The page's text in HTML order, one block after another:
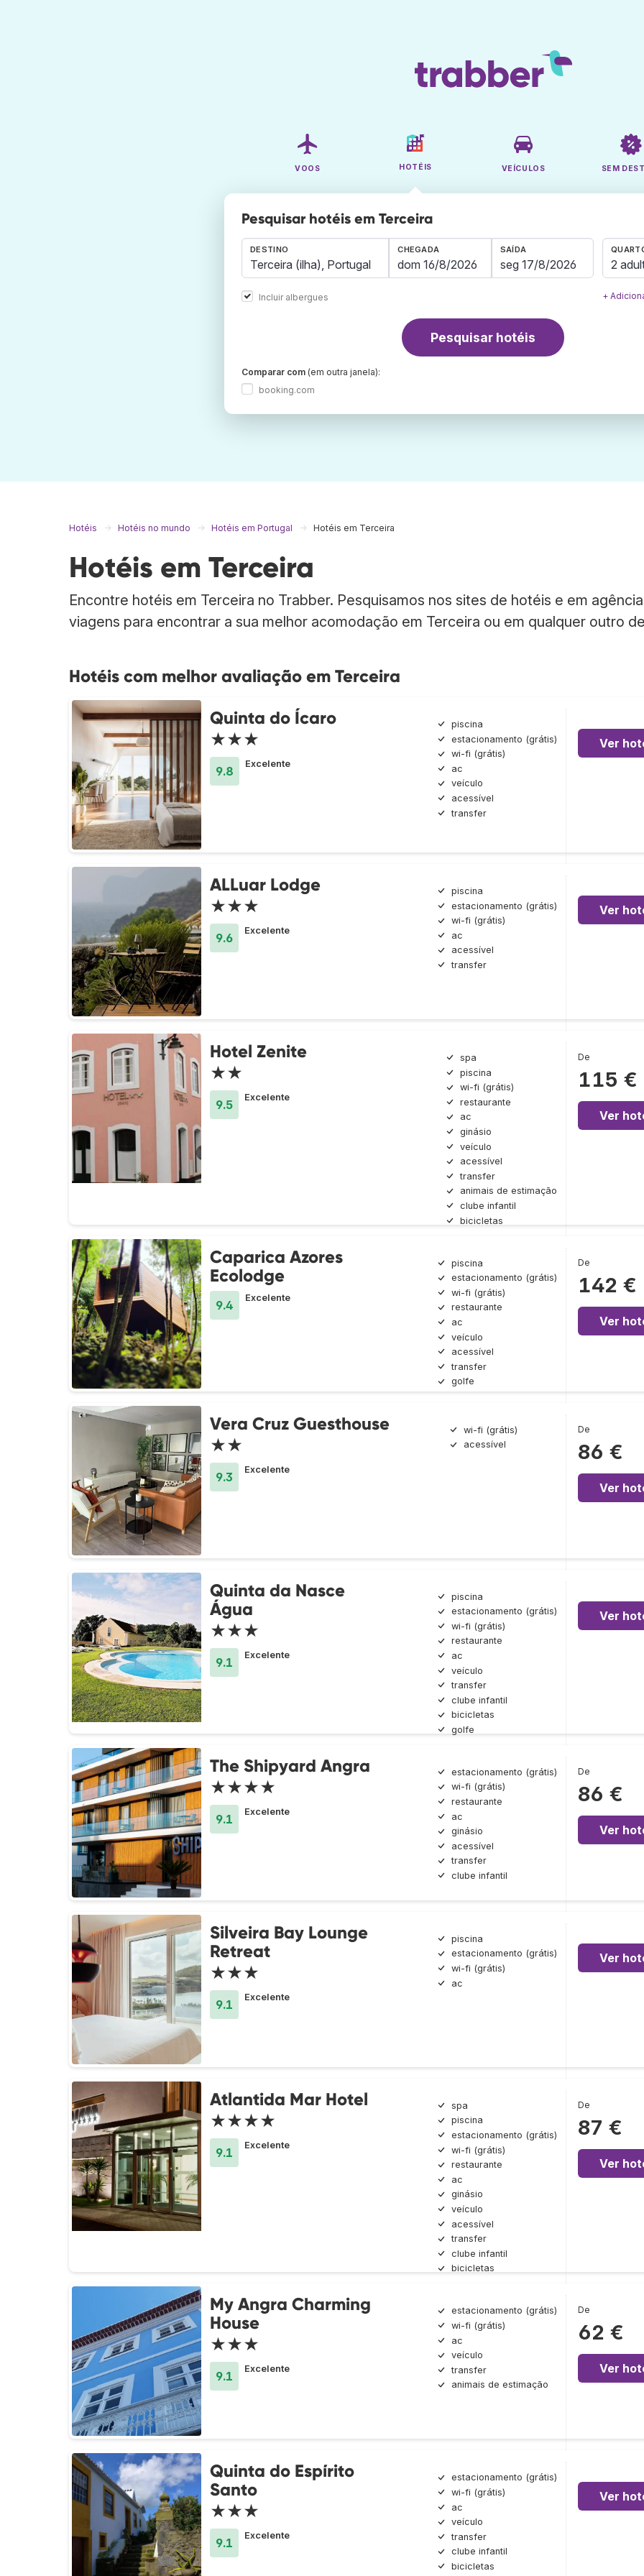
VOOS HOTÉIS VEÍCULOS SEM
Pesquisar hotéis em Terceira
DESTINO
Incluir albergues
CHEGADA SAÍDA
2
+
Pesquisar hotéis
Comparar com (em outra janela):
booking.com
Hotéis Hotéis no mundo Hotéis em Portugal Hotéis em Terceira
Hotéis em Terceira
Encontre hotéis em Terceira no Trabber. Pesquisamos nos sites de hotéis e em
viagens para encontrar a sua melhor acomodação em Terceira ou em qualquer outro
Hotéis com melhor avaliação em Terceira
Quinta do Ícaro
★★★
9.8
Excelente
piscina
estacionamento (grátis)
wi-fi (grátis)
ac
veículo
acessível
transfer
Ver
ALLuar Lodge
★★★
9.6
Excelente
piscina
estacionamento (grátis)
wi-fi (grátis)
ac
acessível
transfer
Ver
Hotel Zenite
★★
9.5
Excelente
spa
piscina
wi-fi (grátis)
restaurante
ac
ginásio
veículo
acessível
transfer
animais de estimação
clube infantil
bicicletas
De
115 €
Ver
Caparica Azores
Ecolodge
9.4
Excelente
piscina
estacionamento (grátis)
wi-fi (grátis)
restaurante
ac
veículo
acessível
transfer
golfe
De
142 €
Ver
Vera Cruz Guesthouse
★★
9.3
Excelente
wi-fi (grátis)
acessível
De
86 €
Ver
Quinta da Nasce
Água
★★★
9.1
Excelente
piscina
estacionamento (grátis)
wi-fi (grátis)
restaurante
ac
veículo
transfer
clube infantil
bicicletas
golfe
Ver
The Shipyard Angra
★★★★
9.1
Excelente
estacionamento (grátis)
wi-fi (grátis)
restaurante
ac
ginásio
acessível
transfer
clube infantil
De
86 €
Ver
Silveira Bay Lounge
Retreat
★★★
9.1
Excelente
piscina
estacionamento (grátis)
wi-fi (grátis)
ac
Ver
Atlantida Mar Hotel
★★★★
9.1
Excelente
spa
piscina
estacionamento (grátis)
wi-fi (grátis)
restaurante
ac
ginásio
veículo
acessível
transfer
clube infantil
bicicletas
De
87 €
Ver
My Angra Charming
House
★★★
9.1
Excelente
estacionamento (grátis)
wi-fi (grátis)
ac
veículo
transfer
animais de estimação
De
62 €
Ver
Quinta do Espírito
Santo
★★★
9.1
Excelente
estacionamento (grátis)
wi-fi (grátis)
ac
veículo
transfer
clube infantil
bicicletas
Ver